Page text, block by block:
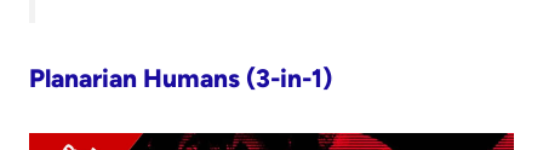
Planarian Humans (3-in-1)